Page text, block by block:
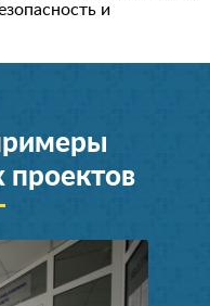
и
проектов